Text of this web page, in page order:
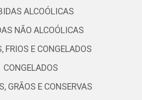
ALCOÓLICAS
NÃO ALCOÓLICAS
FRIOS E CONGELADOS
CONGELADOS
GRÃOS E CONSERVAS